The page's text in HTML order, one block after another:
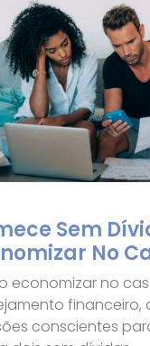
Sem
No
economizar no
financeiro,
conscientes